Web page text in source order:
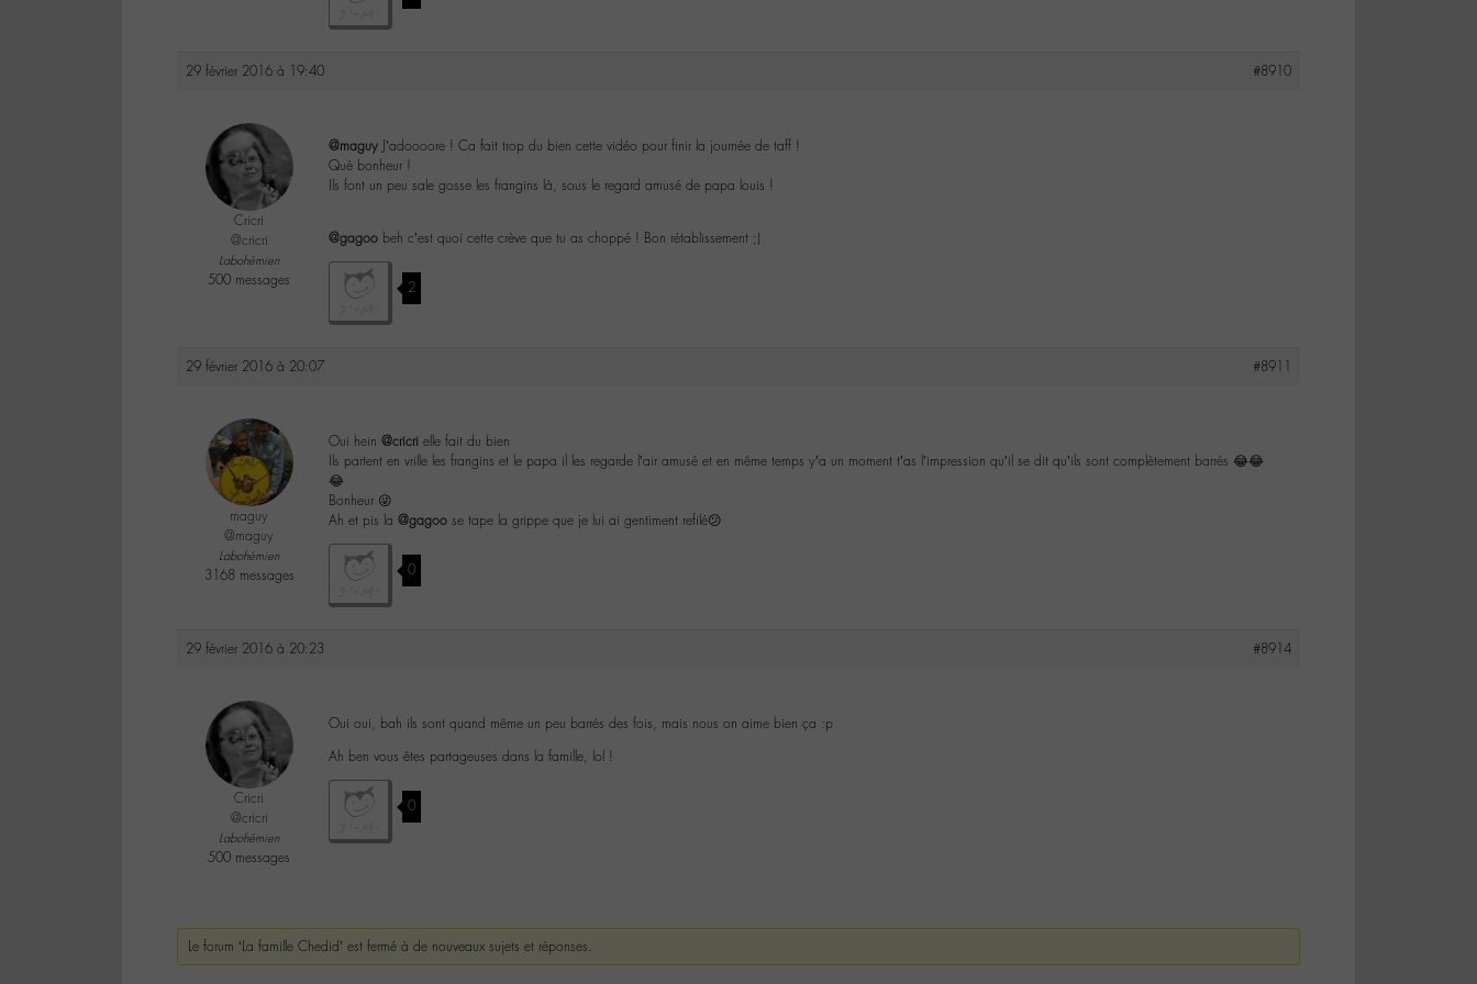
29 février 2016 à 19:40 #8910
Cricri
@cricri
Labohémien
500 messages
@maguy J’adoooore ! Ca fait trop du bien cette vidéo pour finir la journée de taff !
Qué bonheur !
Ils font un peu sale gosse les frangins là, sous le regard amusé de papa louis !
@gagoo beh c’est quoi cette crève que tu as choppé ! Bon rétablissement ;)
2
29 février 2016 à 20:07 #8911
maguy
@maguy
Labohémien
3168 messages
Oui hein @cricri elle fait du bien
Ils partent en vrille les frangins et le papa il les regarde l’air amusé et en même temps y’a un moment t’as l’impression qu’il se dit qu’ils sont complètement barrés 😂😂
😂
Bonheur 😜
Ah et pis la @gagoo se tape la grippe que je lui ai gentiment refilé😕
0
29 février 2016 à 20:23 #8914
Cricri
@cricri
Labohémien
500 messages
Oui oui, bah ils sont quand même un peu barrés des fois, mais nous on aime bien ça :p
Ah ben vous êtes partageuses dans la famille, lol !
0
Le forum ‘La famille Chedid’ est fermé à de nouveaux sujets et réponses.